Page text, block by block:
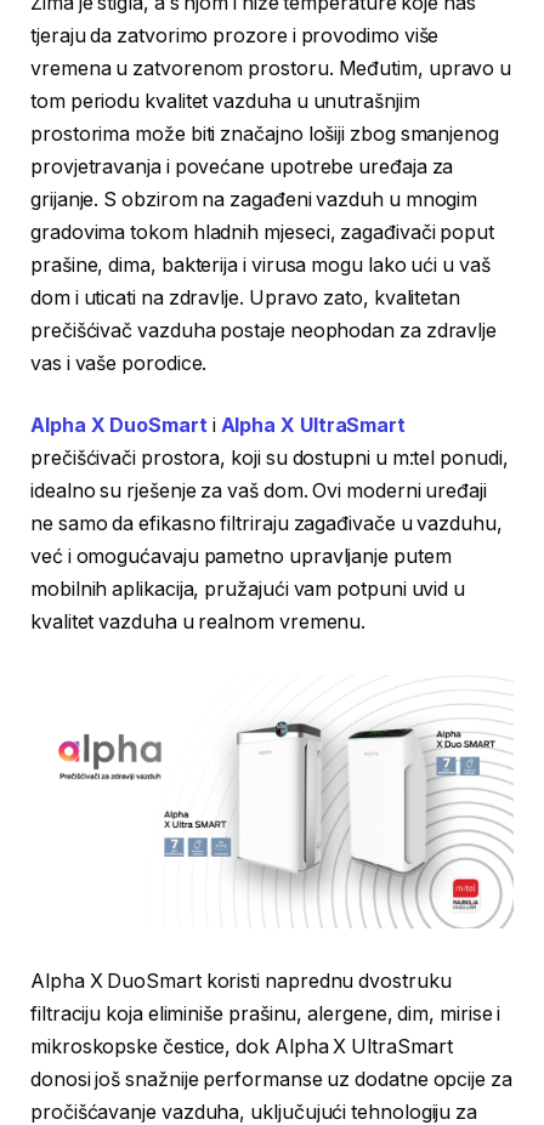
tjeraju da zatvorimo prozore i provodimo više
vremena u zatvorenom prostoru. Međutim, upravo u
tom periodu kvalitet vazduha u unutrašnjim
prostorima može biti značajno lošiji zbog smanjenog
provjetravanja i povećane upotrebe uređaja za
grijanje. S obzirom na zagađeni vazduh u mnogim
gradovima tokom hladnih mjeseci, zagađivači poput
prašine, dima, bakterija i virusa mogu lako ući u vaš
dom i uticati na zdravlje. Upravo zato, kvalitetan
prečišćivač vazduha postaje neophodan za zdravlje
vas i vaše porodice.
Alpha X DuoSmarti Alpha X UltraSmart
prečišćivači prostora, koji su dostupni u m:tel ponudi,
idealno su rješenje za vaš dom. Ovi moderni uređaji
ne samo da efikasno filtriraju zagađivače u vazduhu,
već i omogućavaju pametno upravljanje putem
mobilnih aplikacija, pružajući vam potpuni uvid u
kvalitet vazduha u realnom vremenu.
Alpha X DuoSmart koristi naprednu dvostruku
filtraciju koja eliminiše prašinu, alergene, dim, mirise i
mikroskopske čestice, dok Alpha X UltraSmart
donosi još snažnije performanse uz dodatne opcije za
pročišćavanje vazduha, uključujući tehnologiju za